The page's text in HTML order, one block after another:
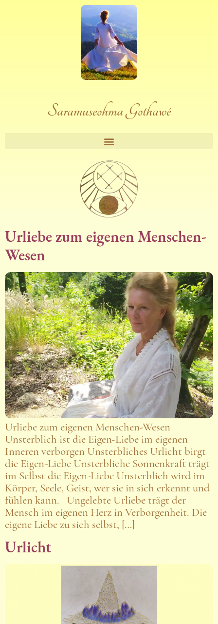
Saramuseohma Gothawé
Urliebe zum eigenen Menschen-
Wesen
Urliebe zum eigenen Menschen-Wesen
Unsterblich ist die Eigen-Liebe im eigenen
Inneren verborgen Unsterbliches Urlicht birgt
die Eigen-Liebe Unsterbliche Sonnenkraft trägt
im Selbst die Eigen-Liebe Unsterblich wird im
Körper, Seele, Geist, wer sie in sich erkennt und
fühlen kann. Ungelebte Urliebe trägt der
Mensch im eigenen Herz in Verborgenheit. Die
eigene Liebe zu sich selbst, […]
Urlicht